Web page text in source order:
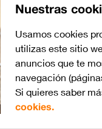
Nuestras
Usamos cookies
utilizas este sitio
anuncios que te
navegación
Si quieres saber
cookies.